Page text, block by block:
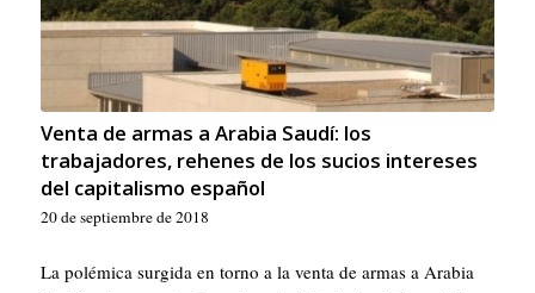
Venta de armas a Arabia Saudí: los
trabajadores, rehenes de los sucios intereses
del capitalismo español
20 de septiembre de 2018
La polémica surgida en torno a la venta de armas a Arabia